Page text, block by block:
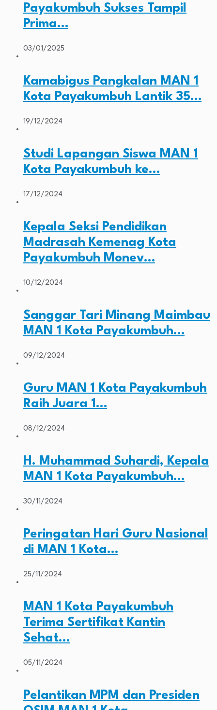
Payakumbuh Sukses Tampil
Prima…
03/01/2025
Kamabigus Pangkalan MAN 1
Kota Payakumbuh Lantik 35…
19/12/2024
Studi Lapangan Siswa MAN 1
Kota Payakumbuh ke…
17/12/2024
Kepala Seksi Pendidikan
Madrasah Kemenag Kota
Payakumbuh Monev…
10/12/2024
Sanggar Tari Minang Maimbau
MAN 1 Kota Payakumbuh…
09/12/2024
Guru MAN 1 Kota Payakumbuh
Raih Juara 1…
08/12/2024
H. Muhammad Suhardi, Kepala
MAN 1 Kota Payakumbuh…
30/11/2024
Peringatan Hari Guru Nasional
di MAN 1 Kota…
25/11/2024
MAN 1 Kota Payakumbuh
Terima Sertifikat Kantin
Sehat…
05/11/2024
Pelantikan MPM dan Presiden